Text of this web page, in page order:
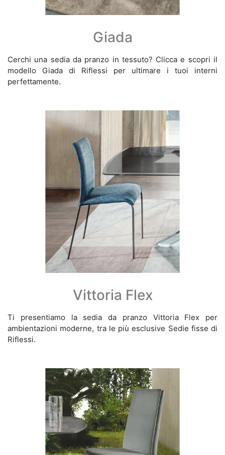
Giada
Cerchi una sedia da pranzo in tessuto? Clicca e scopri il
modello Giada di Riflessi per ultimare i tuoi interni
perfettamente.
Vittoria Flex
Ti presentiamo la sedia da pranzo Vittoria Flex per
ambientazioni moderne, tra le più esclusive Sedie fisse di
Riflessi.